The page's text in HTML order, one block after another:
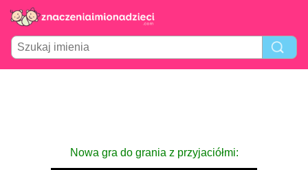
Nowa gra do grania z przyjaciółmi: